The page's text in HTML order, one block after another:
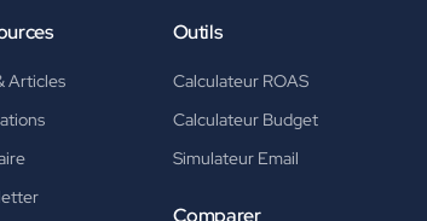
Articles
Outils
Calculateur ROAS
Calculateur Budget
Simulateur Email
Comparer